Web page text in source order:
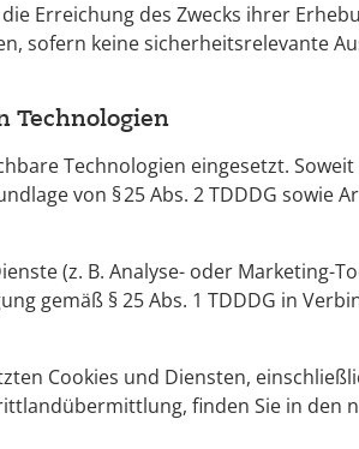
Erreichung des Zwecks ihrer
sofern keine sicherheitsrelevante
Technologien
Technologien eingesetzt.
von § 25 Abs. 2 TDDDG sowie
(z. B. Analyse- oder Marketing-
gemäß § 25 Abs. 1 TDDDG in
Cookies und Diensten,
finden Sie in den